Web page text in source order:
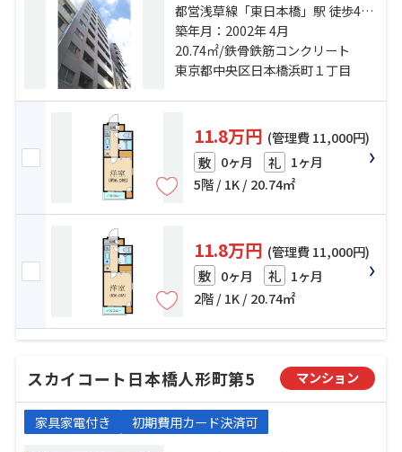
都営浅草線「東日本橋」駅 徒歩4分
都営新宿線「浜町」駅 徒歩4分 総武
本線「馬喰町」駅 徒歩8分
築年月：2002年 4月
20.74㎡/鉄骨鉄筋コンクリート
東京都中央区日本橋浜町１丁目
11.8万円 (管理費 11,000円)
敷 0ヶ月 礼 1ヶ月
5階 / 1K / 20.74㎡
11.8万円 (管理費 11,000円)
敷 0ヶ月 礼 1ヶ月
2階 / 1K / 20.74㎡
スカイコート日本橋人形町第5 マンション
家具家電付き 初期費用カード決済可